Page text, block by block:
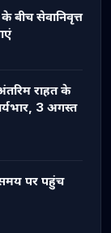
बीच सेवानिवृत्त
राहत के
3 अगस्त
पर पहुंच